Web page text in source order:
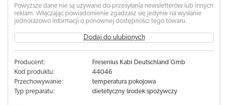
Powyższe dane nie są używane do przesyłania newsletterów lub innych
reklam. Włączając powiadomienie zgadzasz się jedynie na wysłanie
jednorazowo informacji o ponownej dostępności tego towaru.
Dodaj do ulubionych
Producent:
Fresenius Kabi Deutschland Gmb
Kod produktu:
44046
Przechowywanie:
temperatura pokojowa
Typ preparatu:
dietetyczny środek spożywczy